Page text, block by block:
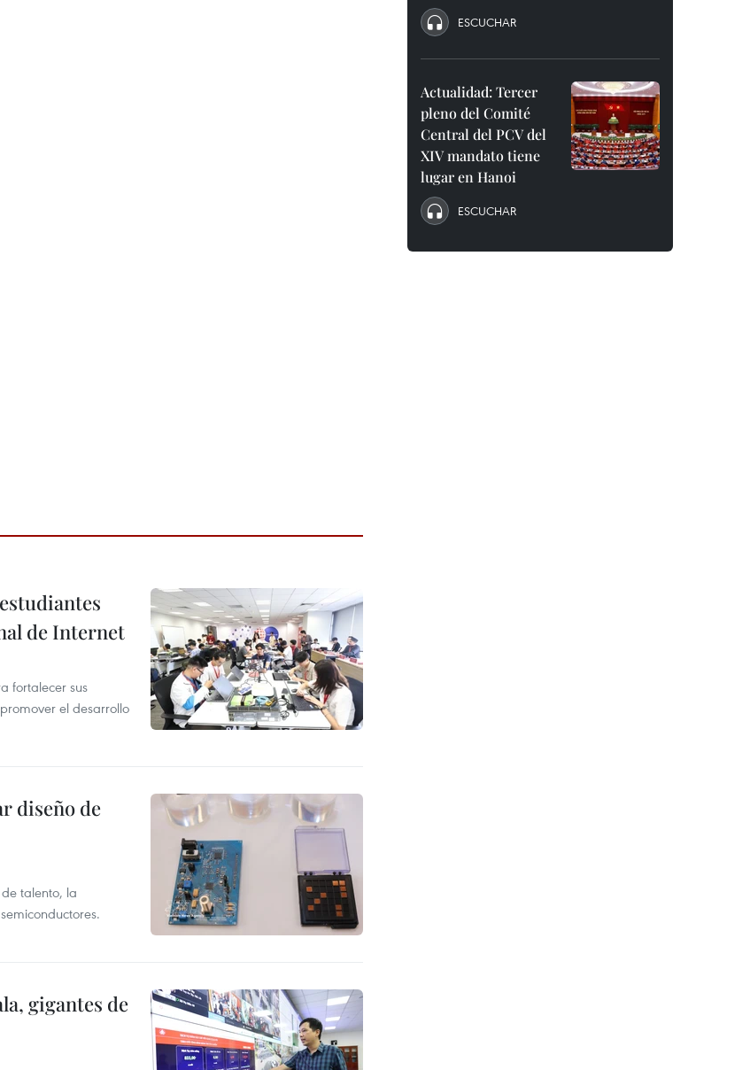
de Internet
fortalecer sus
el desarrollo
diseño de
talento, la
gigantes de
ESCUCHAR
Actualidad: Tercer
pleno del Comité
Central del PCV del
XIV mandato tiene
lugar en Hanoi
ESCUCHAR